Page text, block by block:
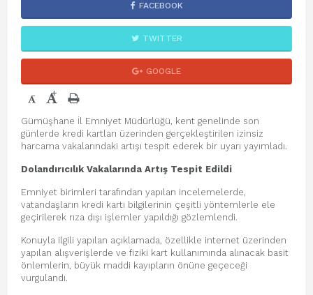
FACEBOOK
TWITTER
GOOGLE
- +
Gümüşhane İl Emniyet Müdürlüğü, kent genelinde son
günlerde kredi kartları üzerinden gerçekleştirilen izinsiz
harcama vakalarındaki artışı tespit ederek bir uyarı yayımladı.
Dolandırıcılık Vakalarında Artış Tespit Edildi
Emniyet birimleri tarafından yapılan incelemelerde,
vatandaşların kredi kartı bilgilerinin çeşitli yöntemlerle ele
geçirilerek rıza dışı işlemler yapıldığı gözlemlendi.
Konuyla ilgili yapılan açıklamada, özellikle internet üzerinden
yapılan alışverişlerde ve fiziki kart kullanımında alınacak basit
önlemlerin, büyük maddi kayıpların önüne geçeceği
vurgulandı.